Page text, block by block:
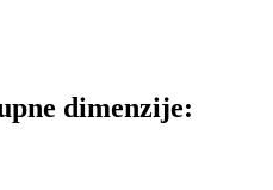
dimenzije: